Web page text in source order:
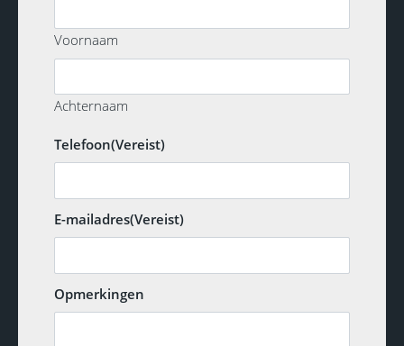
Voornaam
Achternaam
Telefoon(Vereist)
E-mailadres(Vereist)
Opmerkingen